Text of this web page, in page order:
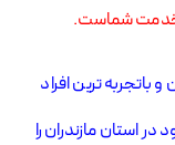
خدمت شماست.
باتجربه ترین افراد
مازندران را